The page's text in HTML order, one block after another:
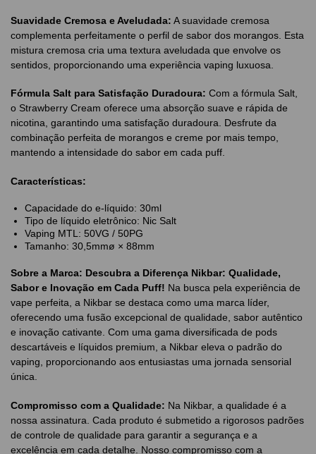
Suavidade Cremosa e Aveludada: A suavidade cremosa
complementa perfeitamente o perfil de sabor dos morangos. Esta
mistura cremosa cria uma textura aveludada que envolve os
sentidos, proporcionando uma experiência vaping luxuosa.
Fórmula Salt para Satisfação Duradoura: Com a fórmula Salt,
o Strawberry Cream oferece uma absorção suave e rápida de
nicotina, garantindo uma satisfação duradoura. Desfrute da
combinação perfeita de morangos e creme por mais tempo,
mantendo a intensidade do sabor em cada puff.
Características:
Capacidade do e-líquido: 30ml
Tipo de líquido eletrônico: Nic Salt
Vaping MTL: 50VG / 50PG
Tamanho: 30,5mmø × 88mm
Sobre a Marca: Descubra a Diferença Nikbar: Qualidade,
Sabor e Inovação em Cada Puff! Na busca pela experiência de
vape perfeita, a Nikbar se destaca como uma marca líder,
oferecendo uma fusão excepcional de qualidade, sabor autêntico
e inovação cativante. Com uma gama diversificada de pods
descartáveis e líquidos premium, a Nikbar eleva o padrão do
vaping, proporcionando aos entusiastas uma jornada sensorial
única.
Compromisso com a Qualidade: Na Nikbar, a qualidade é a
nossa assinatura. Cada produto é submetido a rigorosos padrões
de controle de qualidade para garantir a segurança e a
excelência em cada detalhe. Nosso compromisso com a